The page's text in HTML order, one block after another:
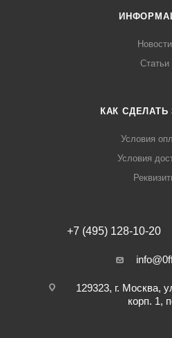
Новости
Статьи
КАК СДЕЛАТЬ
Условия
Условия
+7 (495) 128-10-20
129323, г. Москва,
корп. 1,